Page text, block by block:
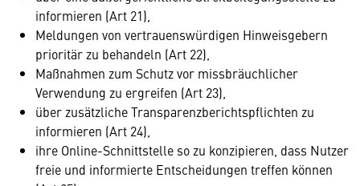
informieren (Art 21),
Meldungen von vertrauenswürdigen Hinweisgebern
prioritär zu behandeln (Art 22),
Maßnahmen zum Schutz vor missbräuchlicher
Verwendung zu ergreifen (Art 23),
über zusätzliche Transparenzberichtspflichten zu
informieren (Art 24),
ihre Online-Schnittstelle so zu konzipieren, dass Nutzer
freie und informierte Entscheidungen treffen können